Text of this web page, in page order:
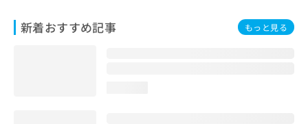
新着おすすめ記事 もっと見る